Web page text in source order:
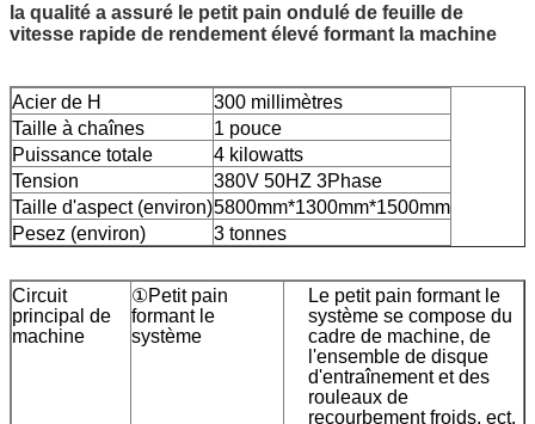
la qualité a assuré le petit pain ondulé de feuille de
vitesse rapide de rendement élevé formant la machine
Acier de H
300 millimètres
Taille à chaînes
1 pouce
Puissance totale
4 kilowatts
Tension
380V 50HZ 3Phase
Taille d'aspect (environ)5800mm*1300mm*1500mm
Pesez (environ)
3 tonnes
Circuit
principal de
machine
①Petit pain
formant le
système
Le petit pain formant le
système se compose du
cadre de machine, de
l'ensemble de disque
d'entraînement et des
rouleaux de
recourbement froids, ect.